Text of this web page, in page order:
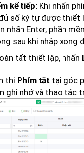
kế tiếp: Khi nhấn
số ký tự được thiết
nhấn Enter, phần
sau khi nhập xong
tất thiết lập, nhấn
thị Phím tắt tại góc
ghi nhớ và thao tác